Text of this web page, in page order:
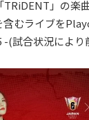
」の楽
むライブを
-(試合状況によ